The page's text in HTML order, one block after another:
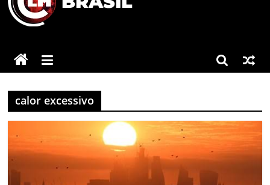
CLM
Brasil
As
principais
notícias
do
Brasil
e
do
mundo.
calor excessivo